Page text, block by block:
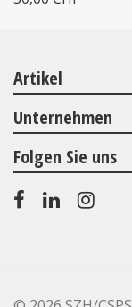
Artikel
Unternehmen
Folgen Sie uns